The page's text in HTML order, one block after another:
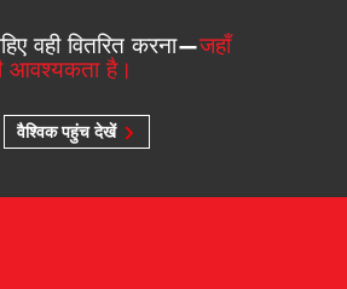
वही वितरित करना—जहाँ
आवश्यकता है।
वैश्विक पहुंच देखें